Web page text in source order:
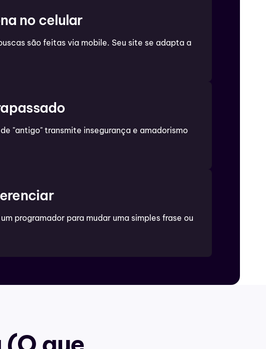
no celular
são feitas via mobile. Seu site se adapta a
"antigo" transmite insegurança e amadorismo
programador para mudar uma simples frase ou